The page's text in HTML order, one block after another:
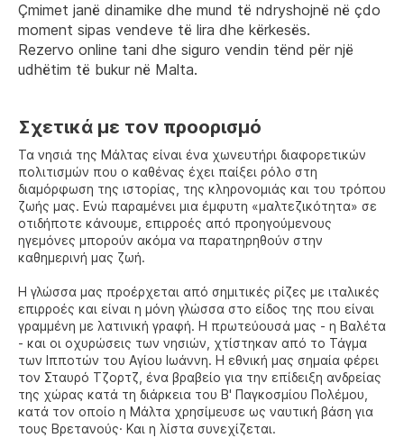
Çmimet janë dinamike dhe mund të ndryshojnë në çdo
moment sipas vendeve të lira dhe kërkesës.
Rezervo online tani dhe siguro vendin tënd për një
udhëtim të bukur në Malta.
Σχετικά με τον προορισμό
Τα νησιά της Μάλτας είναι ένα χωνευτήρι διαφορετικών
πολιτισμών που ο καθένας έχει παίξει ρόλο στη
διαμόρφωση της ιστορίας, της κληρονομιάς και του τρόπου
ζωής μας. Ενώ παραμένει μια έμφυτη «μαλτεζικότητα» σε
οτιδήποτε κάνουμε, επιρροές από προηγούμενους
ηγεμόνες μπορούν ακόμα να παρατηρηθούν στην
καθημερινή μας ζωή.
Η γλώσσα μας προέρχεται από σημιτικές ρίζες με ιταλικές
επιρροές και είναι η μόνη γλώσσα στο είδος της που είναι
γραμμένη με λατινική γραφή. Η πρωτεύουσά μας - η Βαλέτα
- και οι οχυρώσεις των νησιών, χτίστηκαν από το Τάγμα
των Ιπποτών του Αγίου Ιωάννη. Η εθνική μας σημαία φέρει
τον Σταυρό Τζορτζ, ένα βραβείο για την επίδειξη ανδρείας
της χώρας κατά τη διάρκεια του Β' Παγκοσμίου Πολέμου,
κατά τον οποίο η Μάλτα χρησίμευσε ως ναυτική βάση για
τους Βρετανούς· Και η λίστα συνεχίζεται.